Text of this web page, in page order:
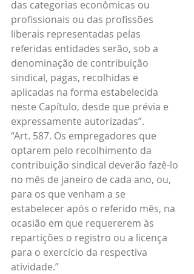
das categorias econômicas ou
profissionais ou das profissões
liberais representadas pelas
referidas entidades serão, sob a
denominação de contribuição
sindical, pagas, recolhidas e
aplicadas na forma estabelecida
neste Capítulo, desde que prévia e
expressamente autorizadas”.
“Art. 587. Os empregadores que
optarem pelo recolhimento da
contribuição sindical deverão fazê-lo
no mês de janeiro de cada ano, ou,
para os que venham a se
estabelecer após o referido mês, na
ocasião em que requererem às
repartições o registro ou a licença
para o exercício da respectiva
atividade.”